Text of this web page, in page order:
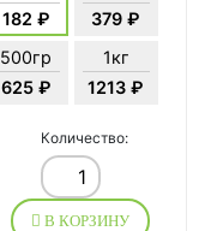
182 ₽
379 ₽
500гр
625 ₽
1кг
1213 ₽
Количество:
В КОРЗИНУ